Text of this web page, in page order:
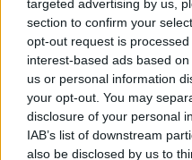
targeted advertising by us,
section to confirm your
opt-out request is
interest-based ads based
us or personal information
your opt-out. You may
disclosure of your personal
IAB’s list of downstream
also be disclosed by us to
ΕΦΕΤ
FacebookTwitter